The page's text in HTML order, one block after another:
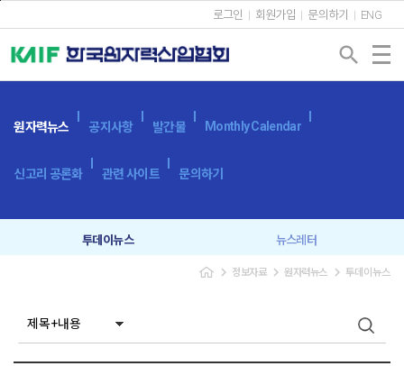
로그인 회원가입 문의하기 ENG
search
원자력뉴스 공지사항 발간물 Monthly Calendar
신고리 공론화 관련 사이트 문의하기
투데이뉴스 뉴스레터
navigate_next 정보자료 navigate_next원자력뉴스 navigate_next 투데이뉴스